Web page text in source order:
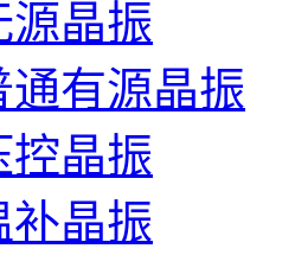
源晶振
通有源晶振
控晶振
补晶振